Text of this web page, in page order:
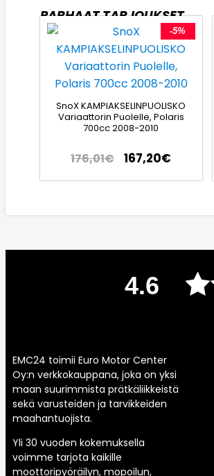
PARHAAT TARJOUKSET
-5%
SnoX KAMPIAKSELINPUOLISKO
Variaattorin Puolelle, Polaris
700cc 2008-2010
176,01€ 167,20€
4.6
EMC24 toimii Euro Motor Center
Oy:n verkkokauppana, joka on yksi
maan suurimmista prätkäliikkeistä
sekä varusteiden ja tarvikkeiden
maahantuojista.
Yli 30 vuoden kokemuksella
voimme tarjota kaikille
moottoripyöräilyn, mopoilun,